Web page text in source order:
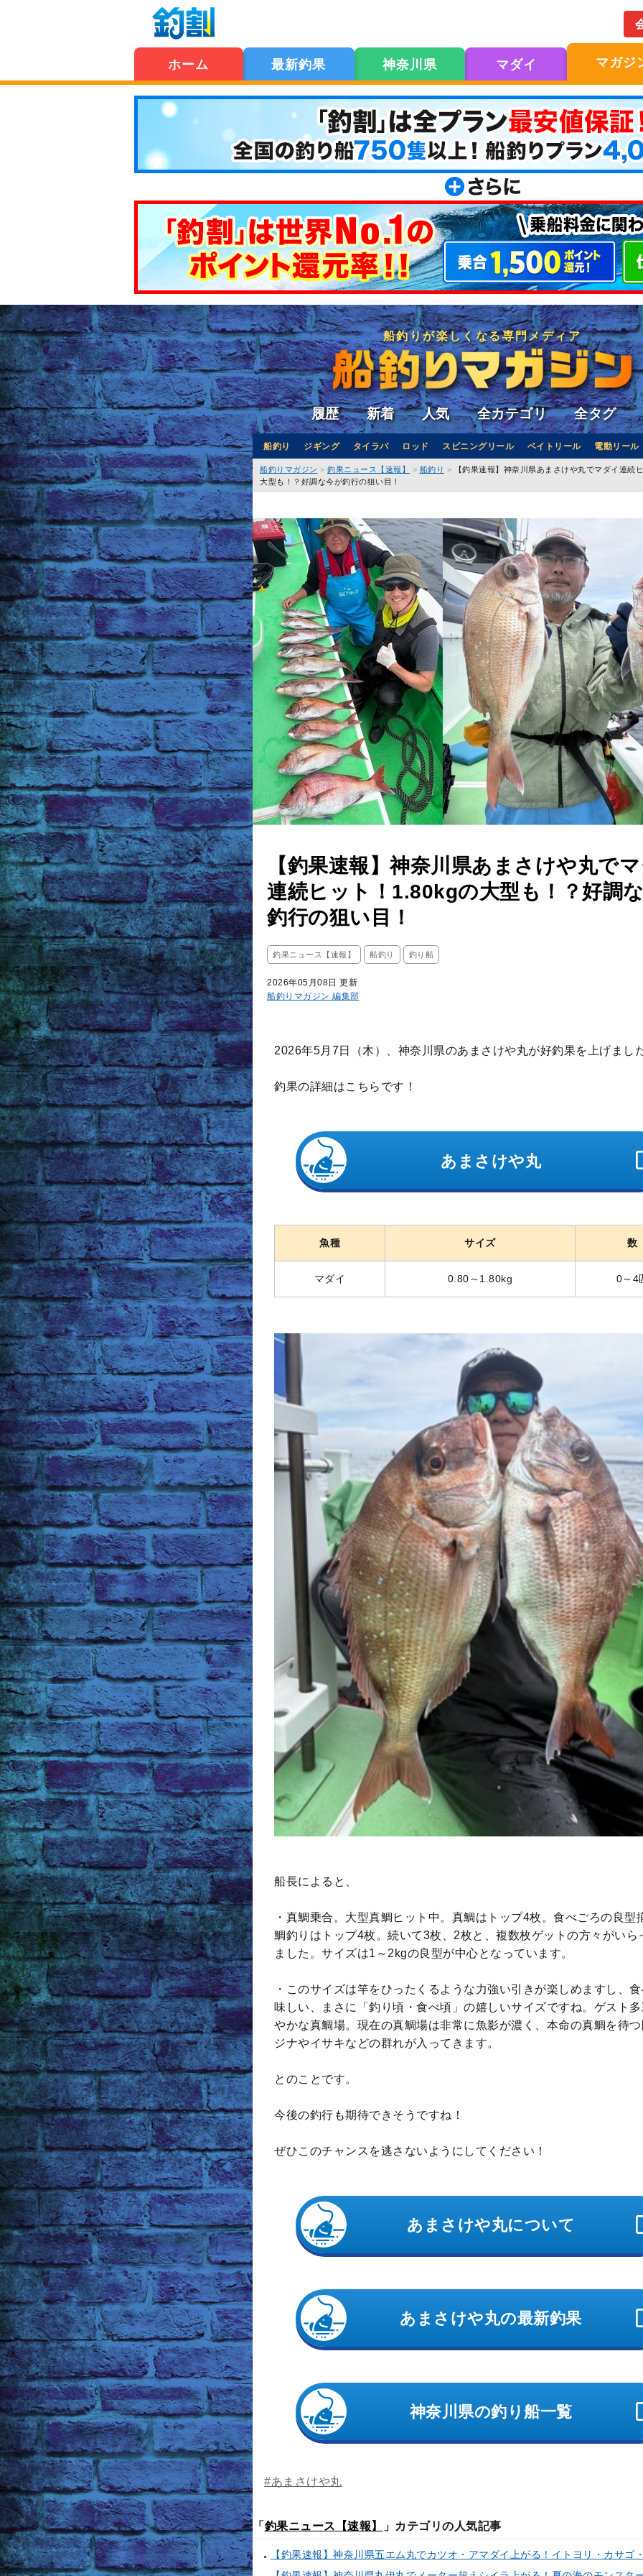
ホーム 最新釣果 神奈川県 マダイ マガジ
船釣りが楽しくなる専門メディア
履歴 新着 人気 全カテゴリ 全タグ
船釣り ジギング タイラバ ロッド スピニングリール ベイトリール 電動リール
船釣りマガジン 釣果ニュース【速報】 船釣り
【釣果速報】神奈川県あまさけや丸でマダイ連続
大型も！？好調な今が釣行の狙い目！
【釣果速報】神奈川県あまさけや丸で
連続ヒット！1.80kgの大型も！？好調
釣行の狙い目！
釣果ニュース【速報】 船釣り 釣り船
2026年05月08日 更新
船釣りマガジン 編集部
2026年5月7日（木）、神奈川県のあまさけや丸が好釣果を上げまし
釣果の詳細はこちらです！
あまさけや丸
魚種 サイズ 数
マダイ 0.80～1.80kg 0～4
船長によると、
・真鯛乗合。大型真鯛ヒット中。真鯛はトップ4枚。食べごろの良型
鯛釣りはトップ4枚。続いて3枚、2枚と、複数枚ゲットの方々がいら
ました。サイズは1～2kgの良型が中心となっています。
・このサイズは竿をひったくるような力強い引きが楽しめますし、
味しい、まさに「釣り頃・食べ頃」の嬉しいサイズですね。ゲスト
やかな真鯛場。現在の真鯛場は非常に魚影が濃く、本命の真鯛を待
ジナやイサキなどの群れが入ってきます。
とのことです。
今後の釣行も期待できそうですね！
ぜひこのチャンスを逃さないようにしてください！
あまさけや丸について
あまさけや丸の最新釣果
神奈川県の釣り船一覧
#あまさけや丸
「 釣果ニュース【速報】 」カテゴリの人気記事